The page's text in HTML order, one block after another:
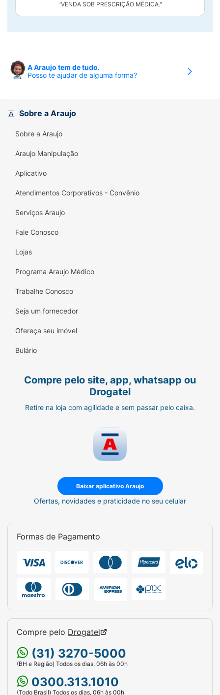
"VENDA SOB PRESCRIÇÃO MÉDICA."
A Araujo tem de tudo.
Posso te ajudar de alguma forma?
Sobre a Araujo
Sobre a Araujo
Araujo Manipulação
Aplicativo
Atendimentos Corporativos - Convênio
Serviços Araujo
Fale Conosco
Lojas
Programa Araujo Médico
Trabalhe Conosco
Seja um fornecedor
Ofereça seu imóvel
Bulário
Compre pelo site, app, whatsapp ou
Drogatel
Retire na loja com agilidade e sem passar pelo caixa.
Baixar aplicativo Araujo
Ofertas, novidades e praticidade no seu celular
Formas de Pagamento
Compre pelo Drogatel
(31) 3270-5000
(BH e Região) Todos os dias, 06h às 00h
0300.313.1010
(Todo Brasil) Todos os dias, 06h às 00h